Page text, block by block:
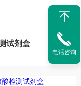
试剂盒
电话咨询